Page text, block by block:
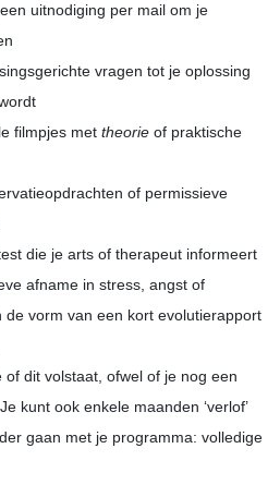
uitnodiging per mail om je
vragen tot je oplossing
filmpjes met theorie of praktische
of permissieve
die je arts of therapeut informeert
afname in stress, angst of
de vorm van een kort evolutierapport
of dit volstaat, ofwel of je nog een
kunt ook enkele maanden ‘verlof’
gaan met je programma: volledige